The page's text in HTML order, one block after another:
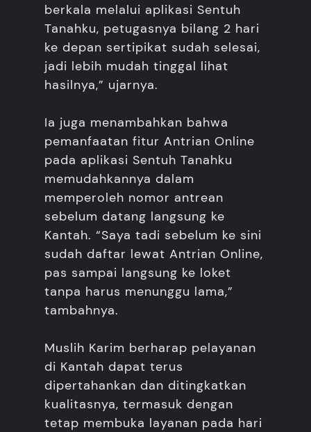
berkala melalui aplikasi Sentuh
Tanahku, petugasnya bilang 2 hari
ke depan sertipikat sudah selesai,
jadi lebih mudah tinggal lihat
hasilnya,” ujarnya.
Ia juga menambahkan bahwa
pemanfaatan fitur Antrian Online
pada aplikasi Sentuh Tanahku
memudahkannya dalam
memperoleh nomor antrean
sebelum datang langsung ke
Kantah. “Saya tadi sebelum ke sini
sudah daftar lewat Antrian Online,
pas sampai langsung ke loket
tanpa harus menunggu lama,”
tambahnya.
Muslih Karim berharap pelayanan
di Kantah dapat terus
dipertahankan dan ditingkatkan
kualitasnya, termasuk dengan
tetap membuka layanan pada hari